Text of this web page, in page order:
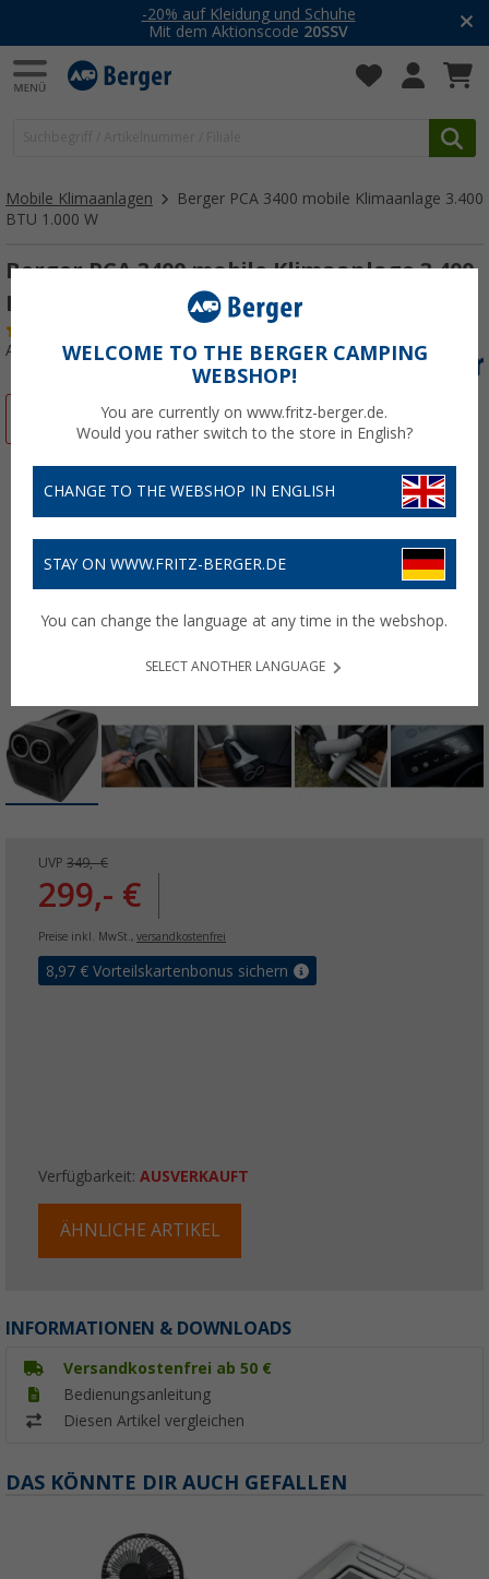
-20% auf Kleidung und Schuhe
Mit dem Aktionscode 20SSV
Mobile Klimaanlagen
Berger PCA 3400 mobile Klimaanlage 3.400
BTU 1.000 W
Berger PCA 3400 mobile Klimaanlage 3.400
BTU 1.000 W
Art.-Nr.: 374637
UVP 349,- €
299,- €
Preise inkl. MwSt., versandkostenfrei
8,97 € Vorteilskartenbonus sichern
Verfügbarkeit: AUSVERKAUFT
ÄHNLICHE ARTIKEL
INFORMATIONEN & DOWNLOADS
Versandkostenfrei ab 50 €
Bedienungsanleitung
Diesen Artikel vergleichen
DAS KÖNNTE DIR AUCH GEFALLEN
WELCOME TO THE BERGER CAMPING
WEBSHOP!
You are currently on www.fritz-berger.de.
Would you rather switch to the store in English?
CHANGE TO THE WEBSHOP IN ENGLISH
STAY ON WWW.FRITZ-BERGER.DE
You can change the language at any time in the webshop.
SELECT ANOTHER LANGUAGE